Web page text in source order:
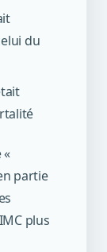
du
«
partie
plus